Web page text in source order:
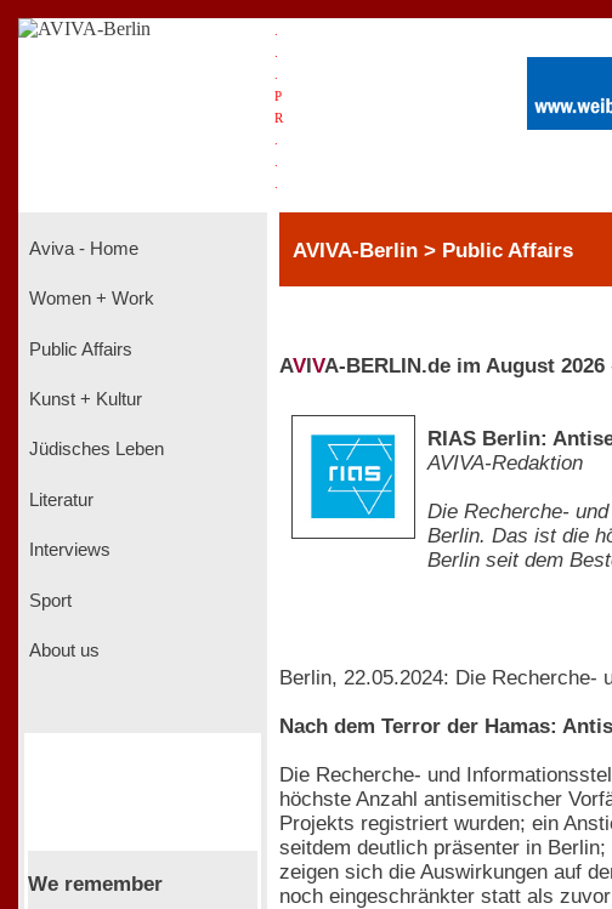
P
R
Aviva - Home
Women + Work
Public Affairs
Kunst + Kultur
Jüdisches Leben
Literatur
Interviews
Sport
About us
We remember
AVIVA-Berlin > Public Affairs
AV VA-BERLIN.de im August 2026
RIAS Berlin:
AVIVA-Redaktion
Die Recherche-
Berlin. Das ist die
Berlin seit dem
Berlin, 22.05.2024: Die Recherche-
Nach dem Terror der Hamas:
Die Recherche- und
höchste Anzahl antisemitischer
Projekts registriert wurden; ein
seitdem deutlich präsenter in
zeigen sich die Auswirkungen auf
noch eingeschränkter statt als